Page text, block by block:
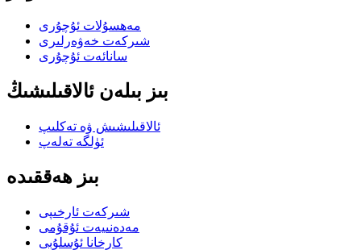
مەھسۇلات ئۇچۇرى
شىركەت خەۋەرلىرى
سانائەت ئۇچۇرى
بىز بىلەن ئالاقىلىشىڭ
ئالاقىلىشىش ۋە تەكلىپ
ئۈلگە تەلەپ
بىز ھەققىدە
شىركەت ئارخىپى
مەدەنىيەت ئۇقۇمى
كارخانا ئۇسلۇبى